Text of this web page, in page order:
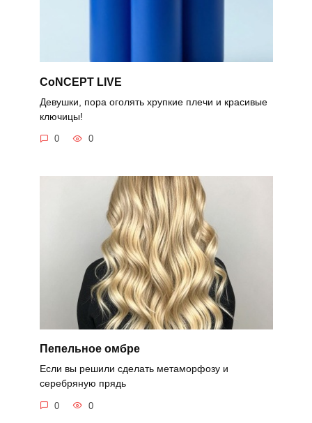
CoNCEPT LIVE
Девушки, пора оголять хрупкие плечи и красивые
ключицы!
0 0
Пепельное омбре
Если вы решили сделать метаморфозу и
серебряную прядь
0 0